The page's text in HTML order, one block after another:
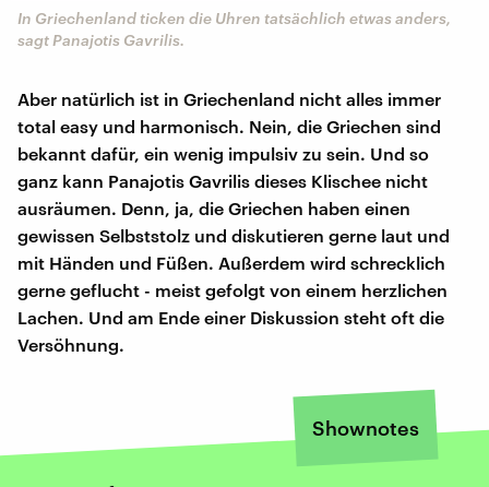
In Griechenland ticken die Uhren tatsächlich etwas anders,
sagt Panajotis Gavrilis.
Aber natürlich ist in Griechenland nicht alles immer
total easy und harmonisch. Nein, die Griechen sind
bekannt dafür, ein wenig impulsiv zu sein. Und so
ganz kann Panajotis Gavrilis dieses Klischee nicht
ausräumen. Denn, ja, die Griechen haben einen
gewissen Selbststolz und diskutieren gerne laut und
mit Händen und Füßen. Außerdem wird schrecklich
gerne geflucht - meist gefolgt von einem herzlichen
Lachen. Und am Ende einer Diskussion steht oft die
Versöhnung.
Shownotes